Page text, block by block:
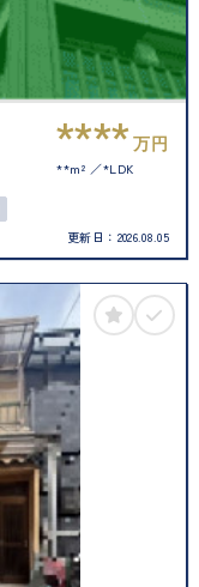
**** 万円
**m² *LDK
更新日： 2026.08.05